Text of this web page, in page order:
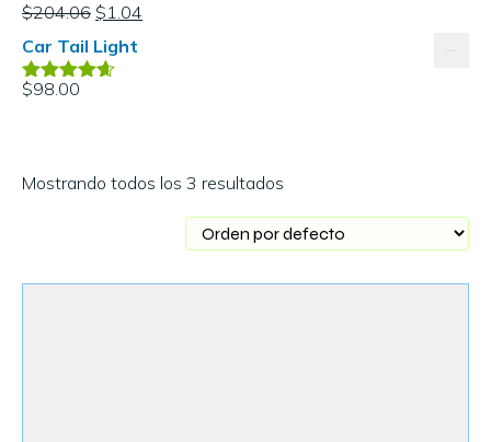
Valorado en
$204.06 $1.04
Car Tail Light
Valorado
$98.00
Mostrando todos los 3 resultados